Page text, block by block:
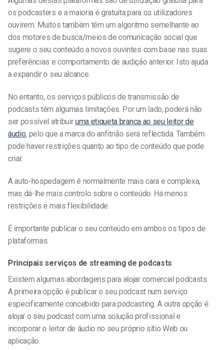
os podcasters e a maioria é gratuita para os utilizadores
ouvirem. Muitos também têm um algoritmo semelhante ao
dos motores de busca/meios de comunicação social que
sugere o seu conteúdo a novos ouvintes com base nas suas
preferências e comportamento de audição anterior. Isto ajuda
a expandir o seu alcance.
No entanto, os serviços públicos de transmissão de
podcasts têm algumas limitações. Por um lado, poderá não
ser possível atribuiruma etiqueta branca ao seu leitor de
áudio, pelo que a marca do anfitrião será reflectida. Também
pode haver restrições quanto ao tipo de conteúdo que pode
criar.
A auto-hospedagem é normalmente mais cara e complexa,
mas dá-lhe mais controlo sobre o conteúdo. Há menos
restrições e mais flexibilidade.
É importante publicar o seu conteúdo em ambos os tipos de
plataformas.
Principais serviços de streaming de podcasts
Existem algumas abordagens para alojar comercialpodcasts.
A primeira opção é publicar o seu podcast num serviço
especificamente concebido para podcasting. A outra opção é
alojar o seu podcast com uma solução profissional e
incorporar o leitor de áudio no seu próprio sítio Web ou
aplicação.